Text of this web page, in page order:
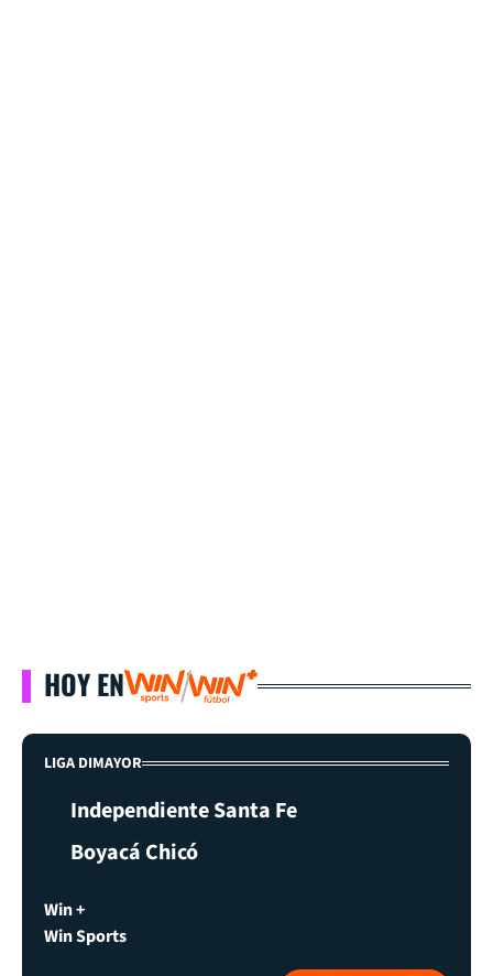
HOY EN
LIGA DIMAYOR
Independiente Santa Fe
Boyacá Chicó
Win +
Win Sports